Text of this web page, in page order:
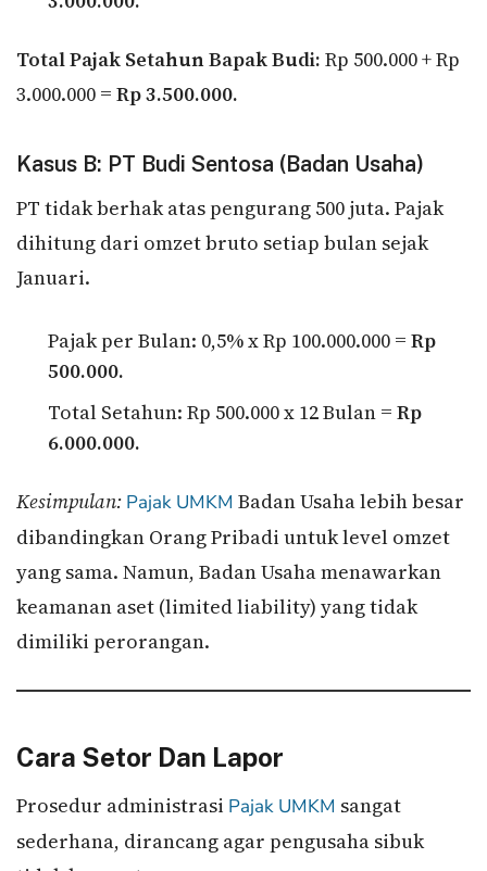
Total Pajak Setahun Bapak Budi: Rp 500.000 + Rp
3.000.000 = Rp 3.500.000.
Kasus B: PT Budi Sentosa (Badan Usaha)
PT tidak berhak atas pengurang 500 juta. Pajak
dihitung dari omzet bruto setiap bulan sejak
Januari.
Pajak per Bulan: 0,5% x Rp 100.000.000 = Rp
500.000.
Total Setahun: Rp 500.000 x 12 Bulan = Rp
6.000.000.
Kesimpulan: Pajak UMKM Badan Usaha lebih besar
dibandingkan Orang Pribadi untuk level omzet
yang sama. Namun, Badan Usaha menawarkan
keamanan aset (limited liability) yang tidak
dimiliki perorangan.
Cara Setor Dan Lapor
Prosedur administrasi Pajak UMKM sangat
sederhana, dirancang agar pengusaha sibuk